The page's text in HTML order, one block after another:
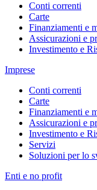
Conti correnti
Carte
Finanziamenti e
Assicurazioni e
Investimento e
Imprese
Conti correnti
Carte
Finanziamenti e
Assicurazioni e
Investimento e
Servizi
Soluzioni per lo
Enti e no profit